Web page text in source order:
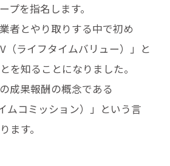
プを指名します。
者とやり取りする中で初め
（ライフタイムバリュー）」と
を知ることになりました。
成果報酬の概念である
ムコミッション）」という言
ます。